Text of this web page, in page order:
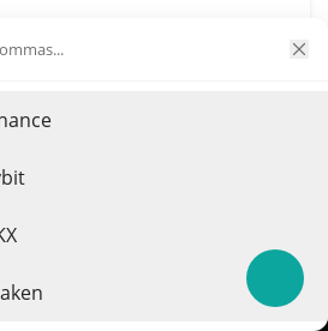
с помощью ИИ
полного цикла, где
рыночные исследования
бесплатно